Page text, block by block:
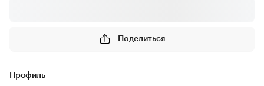
Поделиться
Профиль